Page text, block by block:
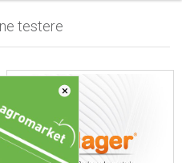
×
testere